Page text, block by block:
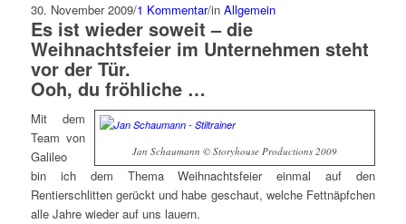
30. November 2009/1 Kommentar/in Allgemein
Es ist wieder soweit – die
Weihnachtsfeier im Unternehmen steht
vor der Tür.
Ooh, du fröhliche …
Jan Schaumann © Storyhouse Productions 2009
Mit dem
Team von
Galileo
bin ich dem Thema Weihnachtsfeier einmal auf den
Rentierschlitten gerückt und habe geschaut, welche Fettnäpfchen
alle Jahre wieder auf uns lauern.